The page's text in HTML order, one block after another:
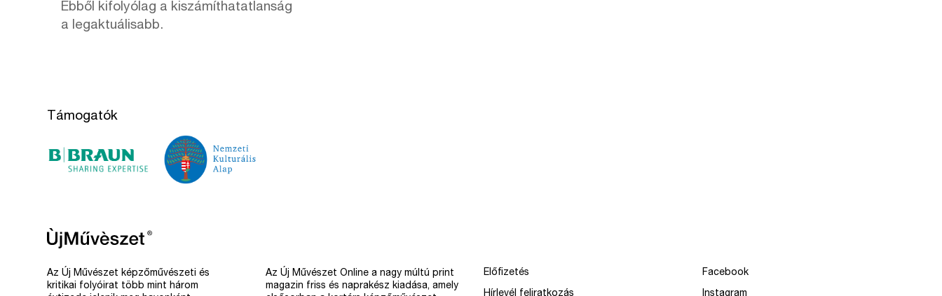
Ebből kifolyólag a kiszámíthatatlanság
a legaktuálisabb.
Támogatók
Az Új Művészet képzőművészeti és
kritikai folyóirat több mint három
Az Új Művészet Online a nagy múltú print
magazin friss és naprakész kiadása, amely
Előfizetés
Hírlevél feliratkozás
Facebook
Instagram